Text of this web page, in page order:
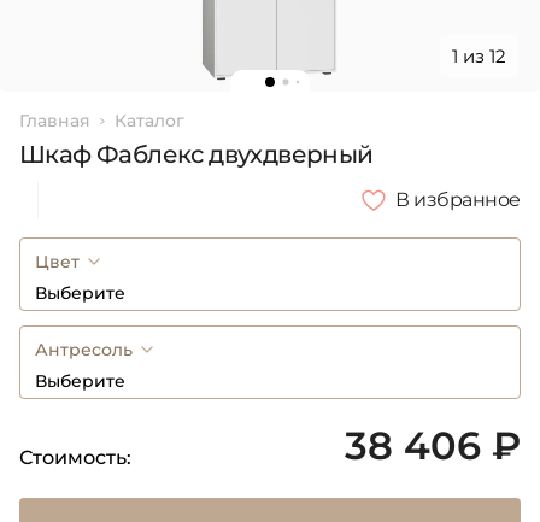
1 из 12
Главная Каталог
Шкаф Фаблекс двухдверный
В избранное
Цвет
Выберите
Антресоль
Выберите
Стоимость: 38 406 ₽